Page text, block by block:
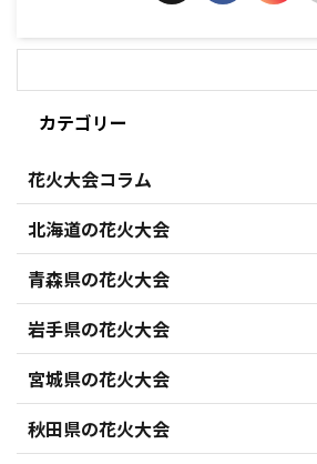
カテゴリー
花火大会コラム
北海道の花火大会
青森県の花火大会
岩手県の花火大会
宮城県の花火大会
秋田県の花火大会